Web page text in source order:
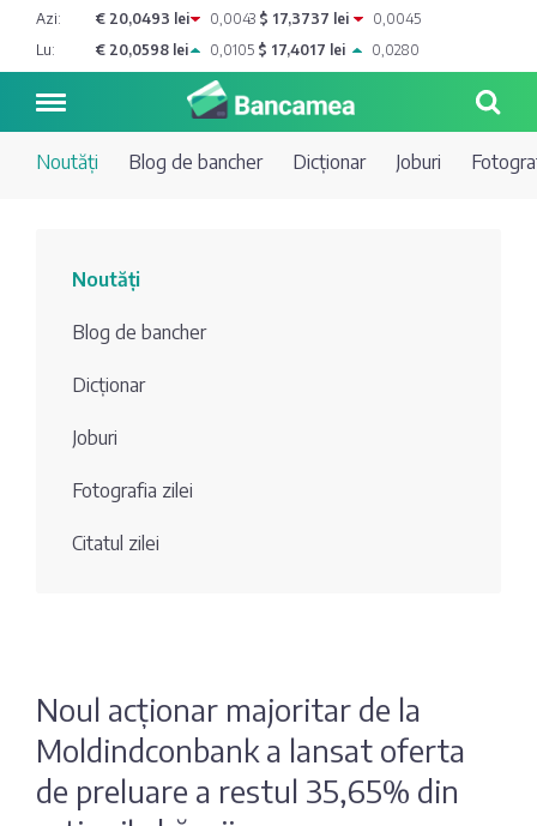
Azi: € 20,0493 lei 0,0043 $ 17,3737 lei
0,0045
Lu:
€ 20,0598 lei 0,0105 $ 17,4017 lei 0,0280
bancher
Joburi
Fotografia
Depozite
Comerțbank
Energbank
Maib
Moldindconbank
întrebare?
Sondaj
Noutăți Blog de bancher Dicționar Joburi
Noutăți
Blog de bancher
Dicționar
Joburi
Fotografia zilei
Citatul zilei
Noul acționar majoritar de la
Moldindconbank a lansat oferta
de preluare a restul 35,65% din